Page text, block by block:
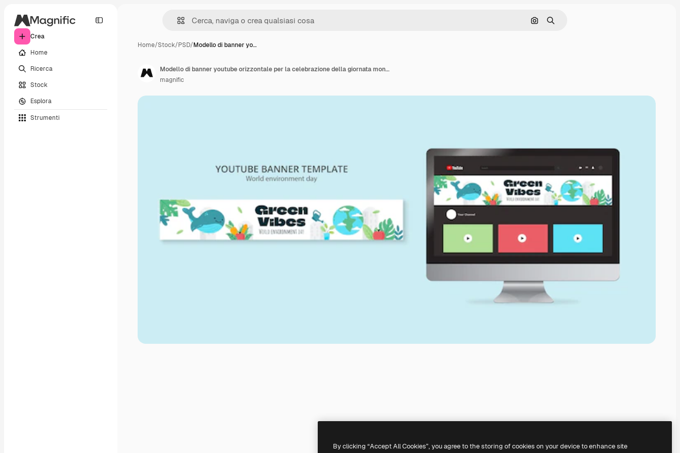
Crea
Home
Ricerca
Stock
Esplora
Strumenti
Cerca per immagine
Ricerca
Home/Stock/PSD/Modello di banner yo…
Modello di banner youtube orizzontale per la celebrazione della giornata mondiale dell'ambiente
magnific
By clicking “Accept All Cookies”, you agree to the storing of cookies on your device to enhance site